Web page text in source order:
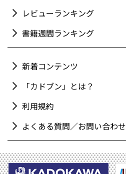
レビューランキング
書籍週間ランキング
新着コンテンツ
「カドブン」とは？
利用規約
よくある質問／お問い合わせ